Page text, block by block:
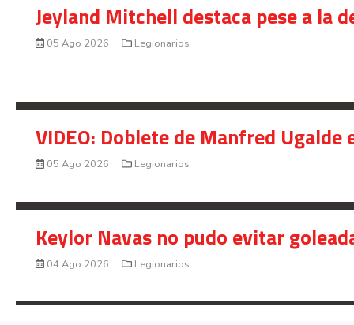
Jeyland Mitchell destaca pese a la
05 Ago 2026 Legionarios
VIDEO: Doblete de Manfred
05 Ago 2026 Legionarios
Keylor Navas no pudo evitar
04 Ago 2026 Legionarios